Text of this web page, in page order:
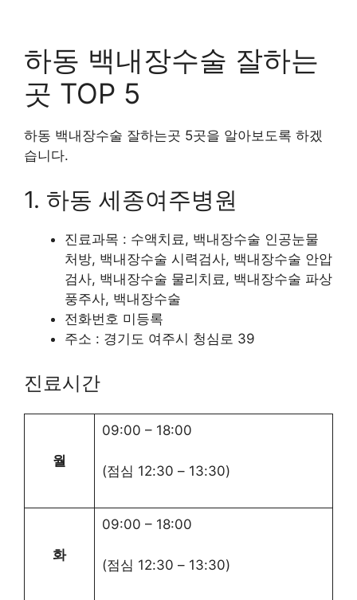
하동 백내장수술 잘하는
곳 TOP 5
하동 백내장수술 잘하는곳 5곳을 알아보도록 하겠
습니다.
1. 하동 세종여주병원
진료과목 : 수액치료, 백내장수술 인공눈물
처방, 백내장수술 시력검사, 백내장수술 안압
검사, 백내장수술 물리치료, 백내장수술 파상
풍주사, 백내장수술
전화번호 미등록
주소 : 경기도 여주시 청심로 39
진료시간
월
09:00 – 18:00
(점심 12:30 – 13:30)
화
09:00 – 18:00
(점심 12:30 – 13:30)